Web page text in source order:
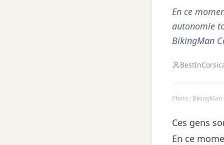
En ce
autonomie
BikingMan
Photo : BikingMan
Ces gens
En ce